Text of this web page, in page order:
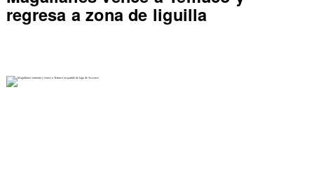
regresa a zona de liguilla